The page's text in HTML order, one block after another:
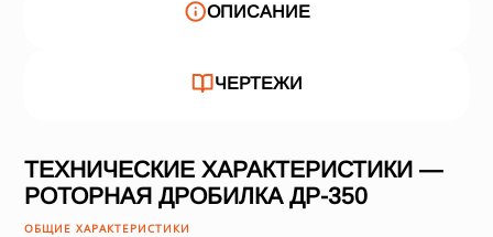
ОПИСАНИЕ
ЧЕРТЕЖИ
ТЕХНИЧЕСКИЕ ХАРАКТЕРИСТИКИ —
РОТОРНАЯ ДРОБИЛКА ДР-350
ОБЩИЕ ХАРАКТЕРИСТИКИ